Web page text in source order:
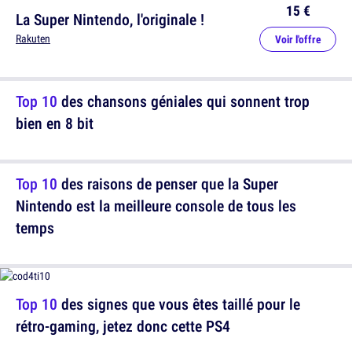
Top 10 des raisons de penser que la Super
Nintendo est la meilleure console de tous les
temps
La Super Nintendo, l'originale !
Rakuten
15 €
Voir l'offre
Top 10 des chansons géniales qui sonnent trop
bien en 8 bit
Top 10 des signes que vous êtes taillé pour le
rétro-gaming, jetez donc cette PS4